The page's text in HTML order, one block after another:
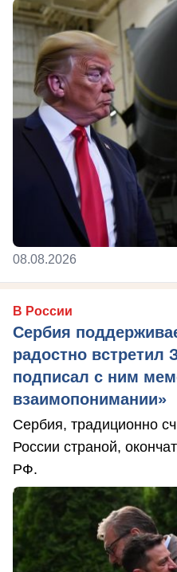
08.08.2026
В России
Сербия
радостно встретил
подписал с ним
взаимопонимании»
Сербия, традиционно
России страной,
РФ.